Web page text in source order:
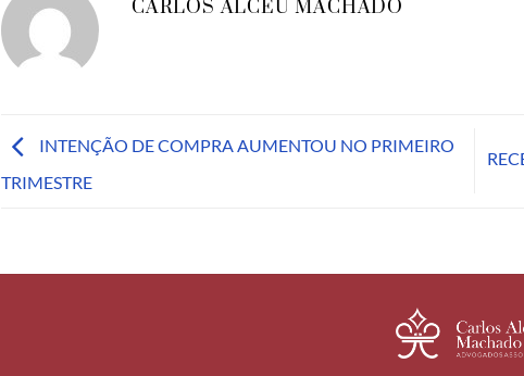
CARLOS ALCEU MACHADO
INTENÇÃO DE COMPRA AUMENTOU NO PRIMEIRO
TRIMESTRE